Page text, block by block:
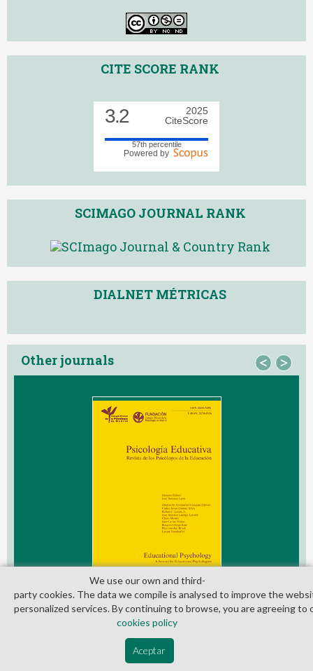
CITE SCORE RANK
3.2
2025
CiteScore
57th percentile
Powered by
SCIMAGO JOURNAL RANK
DIALNET MÉTRICAS
Other journals < >
© Copyright 2026. Colegio Oficial de la Psicología de Madrid
Privacy Policy
We use our own and third­
party cookies. The data we compile is analysed to improve the
personalized services. By continuing to browse, you are agreeing to
cookies policy
Aceptar